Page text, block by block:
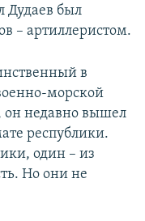
Дудаев был
– артиллеристом.
в
морской
он недавно вышел
республики.
один – из
Но они не